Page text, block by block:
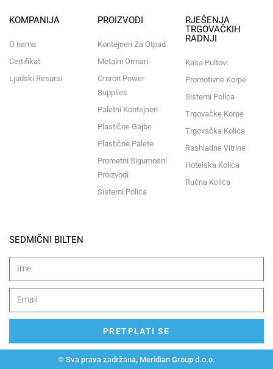
KOMPANIJA
O nama
Certifikat
Ljudski Resursi
PROIZVODI
Kontejneri Za Otpad
Metalni Ormari
Omron Power
Supplies
Paletni Kontejneri
Plastične Gajbe
Plastične Palete
Prometni Sigurnosni
Proizvodi
Sistemi Polica
RJEŠENJA
TRGOVAČKIH
RADNJI
Kasa Pultovi
Promotivne Korpe
Sistemi Polica
Trgovačke Korpe
Trgovačka Kolica
Rashladne Vitrine
Hotelska Kolica
Ručna Kolica
SEDMIČNI BILTEN
PRETPLATI SE
© Sva prava zadržana, Meridian Group d.o.o.